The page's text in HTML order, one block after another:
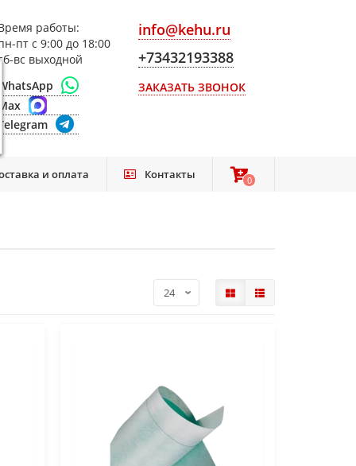
работы:
пт с 9:00 до 18:00
вс выходной
info@kehu.ru
+73432193388
ЗАКАЗАТЬ ЗВОНОК
и оплата Контакты 0
0